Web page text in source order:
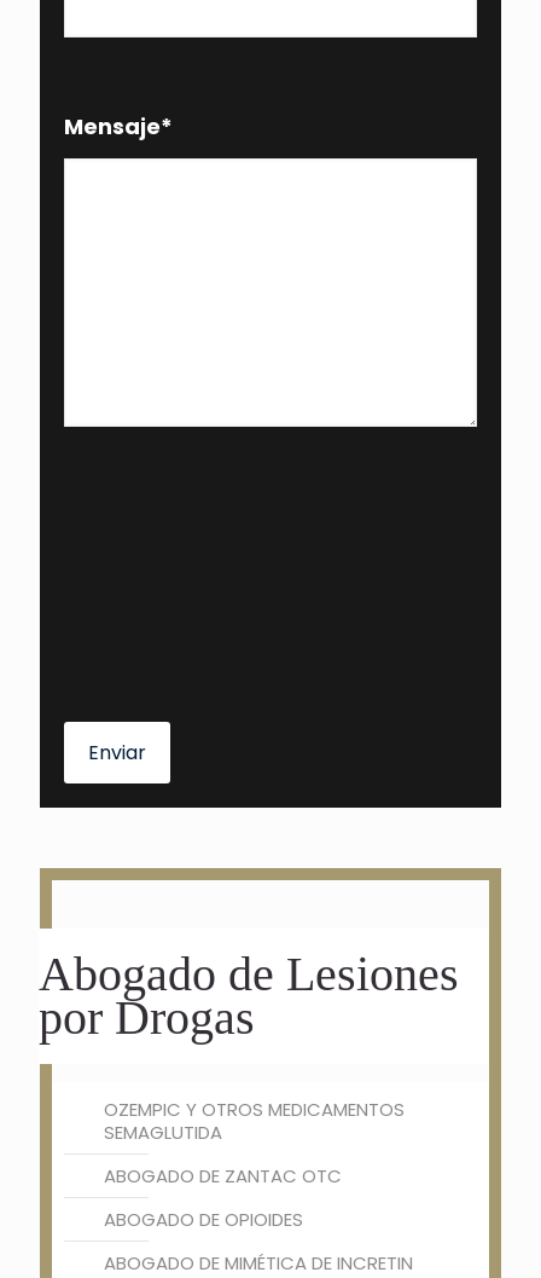
Mensaje*
Enviar
Abogado de Lesiones
por Drogas
OZEMPIC Y OTROS MEDICAMENTOS
SEMAGLUTIDA
ABOGADO DE ZANTAC OTC
ABOGADO DE OPIOIDES
ABOGADO DE MIMÉTICA DE INCRETIN